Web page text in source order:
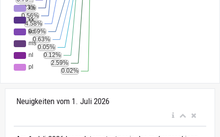
Neuigkeiten vom 1. Juli 2026